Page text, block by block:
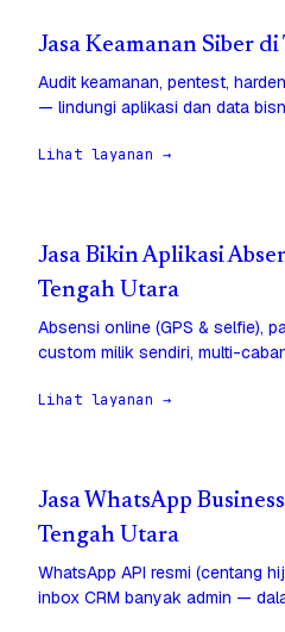
Jasa Keamanan Siber
Audit keamanan, pentest,
— lindungi aplikasi dan data
Lihat layanan →
Jasa Bikin Aplikasi
Tengah Utara
Absensi online (GPS & selfie),
custom milik sendiri, multi-
Lihat layanan →
Jasa WhatsApp
Tengah Utara
WhatsApp API resmi (centang
inbox CRM banyak admin —